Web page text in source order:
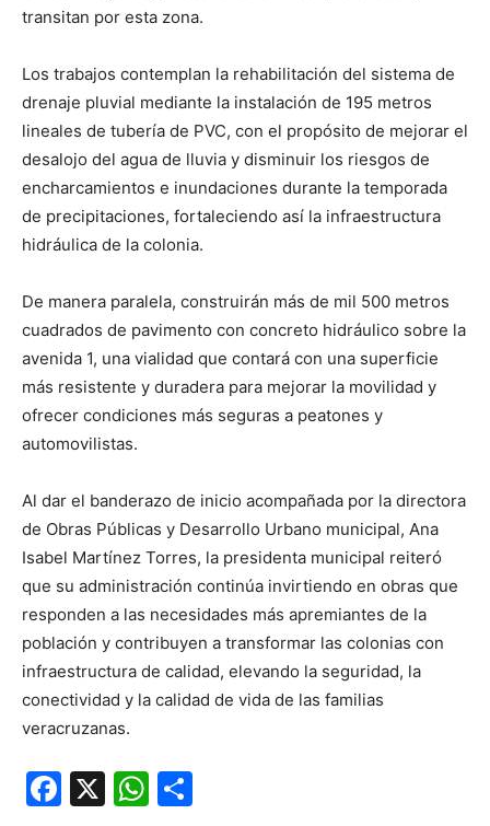
transitan por esta zona.
Los trabajos contemplan la rehabilitación del sistema de
drenaje pluvial mediante la instalación de 195 metros
lineales de tubería de PVC, con el propósito de mejorar el
desalojo del agua de lluvia y disminuir los riesgos de
encharcamientos e inundaciones durante la temporada
de precipitaciones, fortaleciendo así la infraestructura
hidráulica de la colonia.
De manera paralela, construirán más de mil 500 metros
cuadrados de pavimento con concreto hidráulico sobre la
avenida 1, una vialidad que contará con una superficie
más resistente y duradera para mejorar la movilidad y
ofrecer condiciones más seguras a peatones y
automovilistas.
Al dar el banderazo de inicio acompañada por la directora
de Obras Públicas y Desarrollo Urbano municipal, Ana
Isabel Martínez Torres, la presidenta municipal reiteró
que su administración continúa invirtiendo en obras que
responden a las necesidades más apremiantes de la
población y contribuyen a transformar las colonias con
infraestructura de calidad, elevando la seguridad, la
conectividad y la calidad de vida de las familias
veracruzanas.
Facebook
X WhatsApp